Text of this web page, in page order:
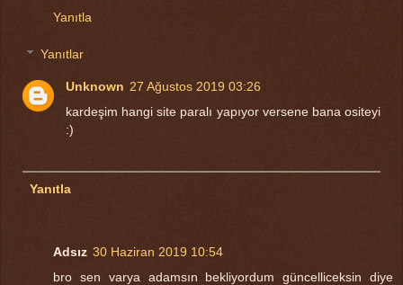
Yanıtla
Yanıtlar
Unknown 27 Ağustos 2019 03:26
kardeşim hangi site paralı yapıyor versene bana ositeyi
:)
Yanıtla
Adsız 30 Haziran 2019 10:54
bro sen varya adamsın bekliyordum güncelliceksin diye